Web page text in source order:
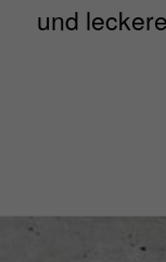
und